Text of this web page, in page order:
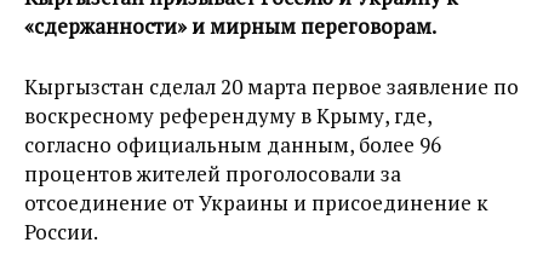
«сдержанности» и мирным переговорам.
Кыргызстан сделал 20 марта первое заявление по
воскресному референдуму в Крыму, где,
согласно официальным данным, более 96
процентов жителей проголосовали за
отсоединение от Украины и присоединение к
России.